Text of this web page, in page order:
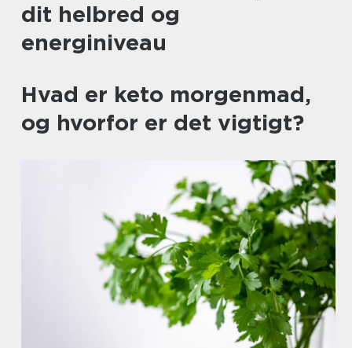
dit helbred og
energiniveau
Hvad er keto morgenmad,
og hvorfor er det vigtigt?